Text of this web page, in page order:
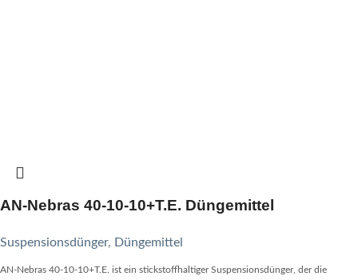
AN-Nebras 40-10-10+T.E. Düngemittel
Suspensionsdünger, Düngemittel
AN-Nebras 40-10-10+T.E. ist ein stickstoffhaltiger Suspensionsdünger, der die